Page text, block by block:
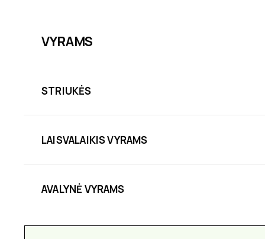
VYRAMS
STRIUKĖS
LAISVALAIKIS VYRAMS
AVALYNĖ VYRAMS